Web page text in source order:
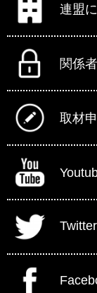
連盟
関係
取材
Twitter